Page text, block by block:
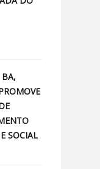
SOCIAL